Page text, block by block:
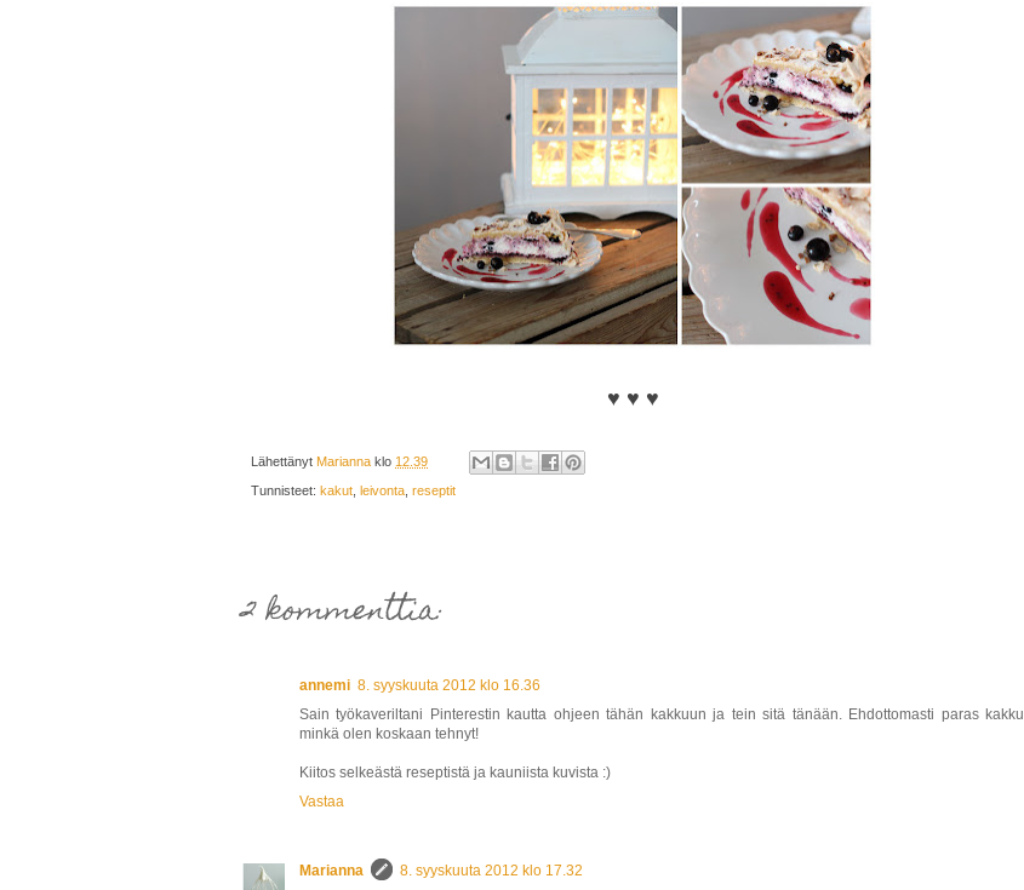
♥ ♥ ♥
Lähettänyt Marianna klo 12.39
Tunnisteet: kakut, leivonta, reseptit
2 kommenttia:
annemi 8. syyskuuta 2012 klo 16.36
Sain työkaveriltani Pinterestin kautta ohjeen tähän kakkuun ja tein sitä tänään. Ehdottomasti paras kakku
minkä olen koskaan tehnyt!
Kiitos selkeästä reseptistä ja kauniista kuvista :)
Vastaa
Marianna
8. syyskuuta 2012 klo 17.32